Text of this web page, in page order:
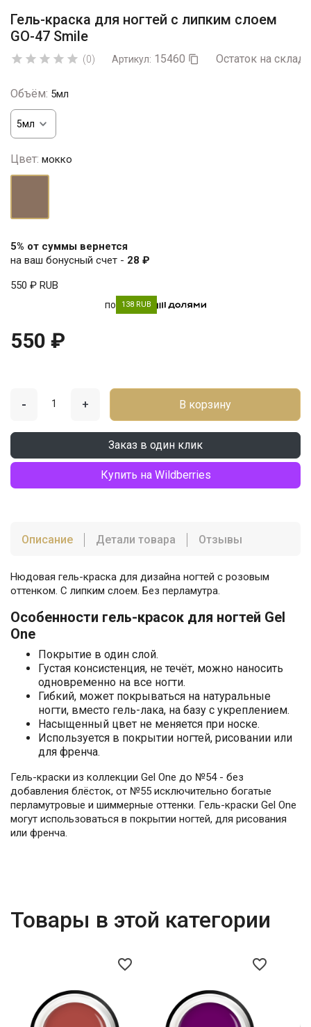
Гель-краска для ногтей с липким слоем
GO-47 Smile
     (0) Артикул: 15460  Остаток на
Объём: 5мл
Цвет: мокко
5% от суммы вернется
на ваш бонусный счет - 28 ₽
550 ₽ RUB
по 138 RUB
550 ₽
- + В корзину
Заказ в один клик
Купить на Wildberries
Описание Детали товара Отзывы
Нюдовая гель-краска для дизайна ногтей с розовым
оттенком. С липким слоем. Без перламутра.
Особенности гель-красок для ногтей Gel
One
Покрытие в один слой.
Густая консистенция, не течёт, можно наносить
одновременно на все ногти.
Гибкий, может покрываться на натуральные
ногти, вместо гель-лака, на базу с укреплением.
Насыщенный цвет не меняется при носке.
Используется в покрытии ногтей, рисовании или
для френча.
Гель-краски из коллекции Gel One до №54 - без
добавления блёсток, от №55 исключительно богатые
перламутровые и шиммерные оттенки. Гель-краски Gel One
могут использоваться в покрытии ногтей, для рисования
или френча.
Товары в этой категории
favorite_border favorite_border